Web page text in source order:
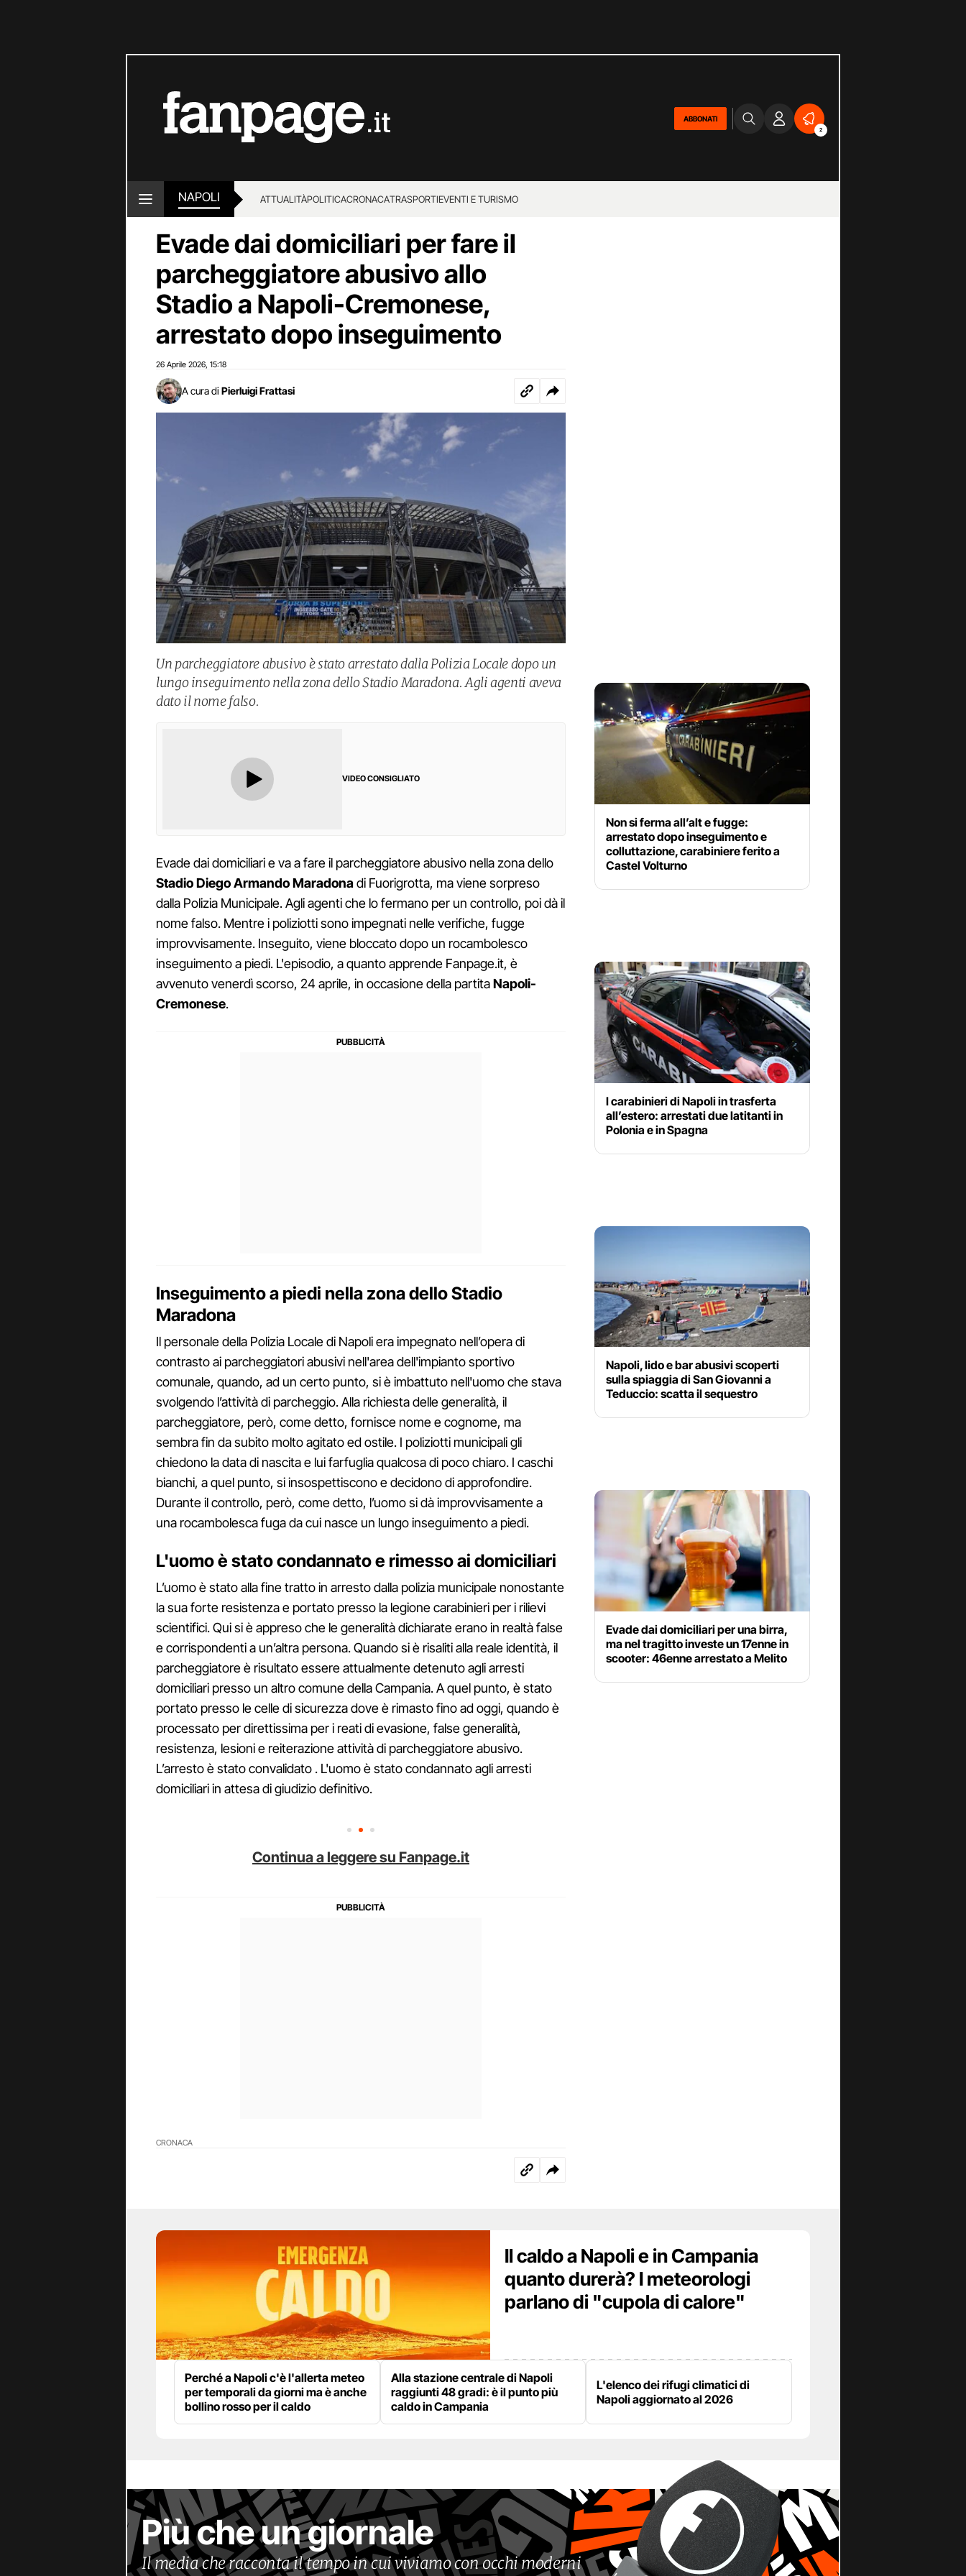
ABBONATI
2
NAPOLI ATTUALITÀPOLITICACRONACATRASPORTIEVENTI E TURISMO
Evade dai domiciliari per fare il
parcheggiatore abusivo allo
Stadio a Napoli-Cremonese,
arrestato dopo inseguimento
26 Aprile 2026 15:18
A cura di Pierluigi Frattasi
Un parcheggiatore abusivo è stato arrestato dalla Polizia Locale dopo un
lungo inseguimento nella zona dello Stadio Maradona. Agli agenti aveva
dato il nome falso.
VIDEO CONSIGLIATO
Evade dai domiciliari e va a fare il parcheggiatore abusivo nella zona dello
Stadio Diego Armando Maradonadi Fuorigrotta, ma viene sorpreso
dalla Polizia Municipale. Agli agenti che lo fermano per un controllo, poi dà il
nome falso. Mentre i poliziotti sono impegnati nelle verifiche, fugge
improvvisamente. Inseguito, viene bloccato dopo un rocambolesco
inseguimento a piedi. L'episodio, a quanto apprende Fanpage.it, è
avvenuto venerdì scorso, 24 aprile, in occasione della partitaNapoli-
Cremonese.
Inseguimento a piedi nella zona dello Stadio
Maradona
Il personale della Polizia Locale di Napoli era impegnato nell’opera di
contrasto ai parcheggiatori abusivi nell'area dell'impianto sportivo
comunale, quando, ad un certo punto, si è imbattuto nell'uomo che stava
svolgendo l’attività di parcheggio. Alla richiesta delle generalità, il
parcheggiatore, però, come detto, fornisce nome e cognome, ma
sembra fin da subito molto agitato ed ostile. I poliziotti municipali gli
chiedono la data di nascita e lui farfuglia qualcosa di poco chiaro. I caschi
bianchi, a quel punto, si insospettiscono e decidono di approfondire.
Durante il controllo, però, come detto, l’uomo si dà improvvisamente a
una rocambolesca fuga da cui nasce un lungo inseguimento a piedi.
L'uomo è stato condannato e rimesso ai domiciliari
L’uomo è stato alla fine tratto in arresto dalla polizia municipale nonostante
la sua forte resistenza e portato presso la legione carabinieri per i rilievi
scientifici. Qui si è appreso che le generalità dichiarate erano in realtà false
e corrispondenti a un’altra persona. Quando si è risaliti alla reale identità, il
parcheggiatore è risultato essere attualmente detenuto agli arresti
domiciliari presso un altro comune della Campania. A quel punto, è stato
portato presso le celle di sicurezza dove è rimasto fino ad oggi, quando è
processato per direttissima per i reati di evasione, false generalità,
resistenza, lesioni e reiterazione attività di parcheggiatore abusivo.
L’arresto è stato convalidato . L'uomo è stato condannato agli arresti
domiciliari in attesa di giudizio definitivo.
Continua a leggere su Fanpage.it
CRONACA
Non si ferma all’alt e fugge:
arrestato dopo inseguimento e
colluttazione, carabiniere ferito a
Castel Volturno
I carabinieri di Napoli in trasferta
all’estero: arrestati due latitanti in
Polonia e in Spagna
Napoli, lido e bar abusivi scoperti
sulla spiaggia di San Giovanni a
Teduccio: scatta il sequestro
Evade dai domiciliari per una birra,
ma nel tragitto investe un 17enne in
scooter: 46enne arrestato a Melito
Il caldo a Napoli e in Campania
quanto durerà? I meteorologi
parlano di "cupola di calore"
Perché a Napoli c'è l'allerta meteo
per temporali da giorni ma è anche
bollino rosso per il caldo
Alla stazione centrale di Napoli
raggiunti 48 gradi: è il punto più
caldo in Campania
L'elenco dei rifugi climatici di
Napoli aggiornato al 2026
Più che un giornale
Il media che racconta il tempo in cui viviamo con occhi moderni